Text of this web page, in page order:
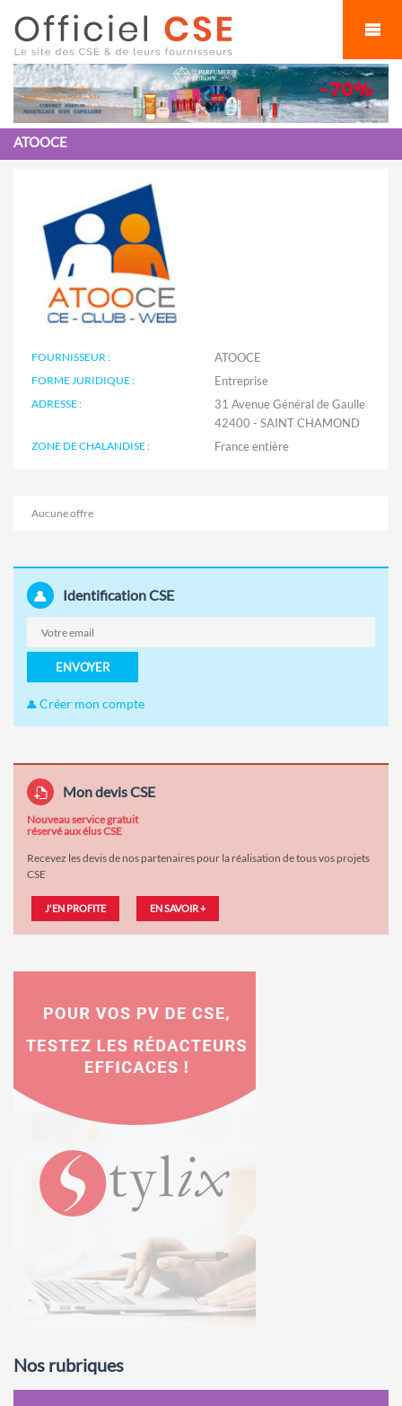
ATOOCE
FOURNISSEUR : ATOOCE
FORME JURIDIQUE : Entreprise
ADRESSE :
31 Avenue Général de Gaulle
42400 - SAINT CHAMOND
ZONE DE CHALANDISE :
Aucune offre
Identification CSE
ENVOYER
Créer mon compte
Mon devis CSE
Nouveau service gratuit
réservé aux élus CSE
Recevez les devis de nos partenaires pour la réalisation de tous vos projets
CSE
J'EN PROFITE EN SAVOIR +
Nos rubriques